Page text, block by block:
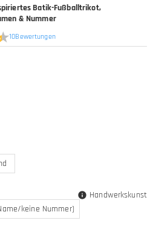
Batik-Fußballtrikot,
& Nummer
10Bewertungen
keine Nummer)
Handwerkskunst